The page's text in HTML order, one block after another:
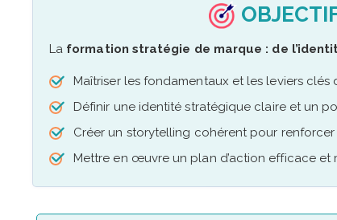
La formation stratégie de marque : de
Maîtriser les fondamentaux et les leviers
Définir une identité stratégique claire et un
Créer un storytelling cohérent pour
Mettre en œuvre un plan d’action efficace et